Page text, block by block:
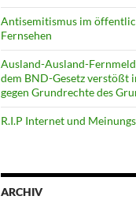
Antisemitismus im
Fernsehen
Ausland-Ausland-
dem BND-Gesetz verstößt
gegen Grundrechte des
R.I.P Internet und
ARCHIV